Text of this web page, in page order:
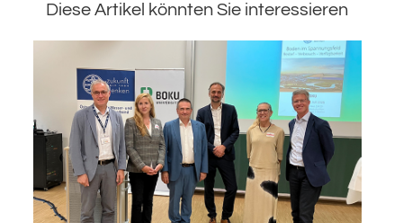
Diese Artikel könnten Sie interessieren